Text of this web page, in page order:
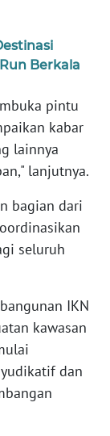
Berkala
pintu
kabar
lainnya
lanjutnya.
bagian dari
seluruh
IKN
kawasan
dan